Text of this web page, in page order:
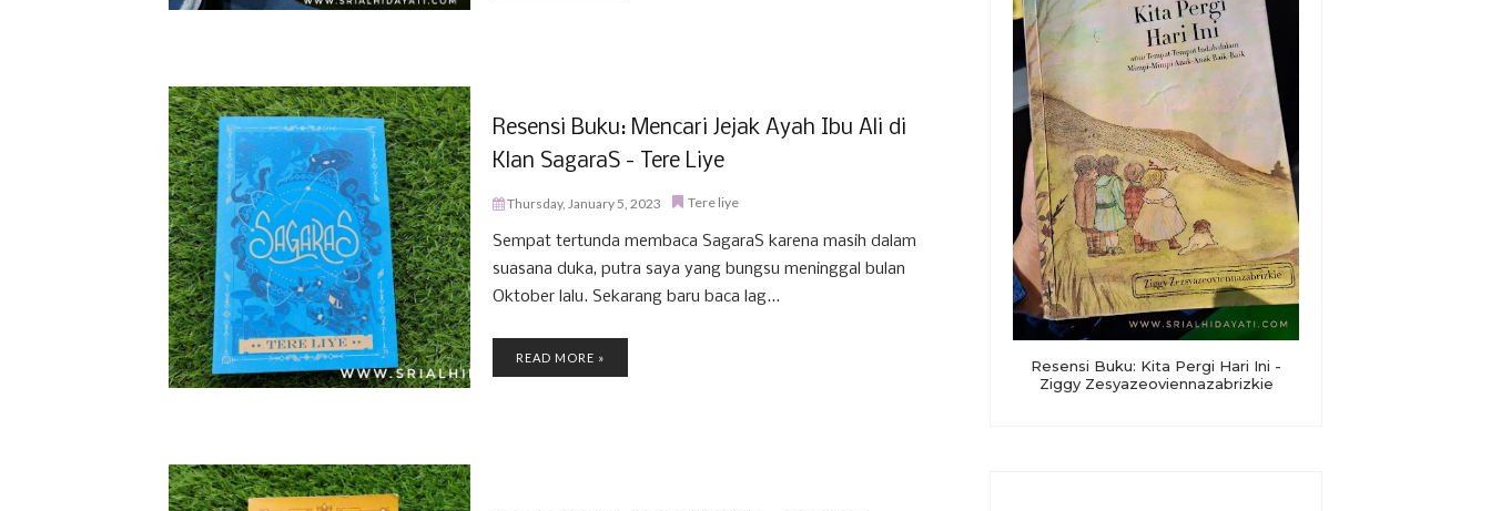
Resensi Buku: Mencari Jejak Ayah Ibu Ali di
Klan SagaraS - Tere Liye
Thursday, January 5, 2023 Tere liye
Sempat tertunda membaca SagaraS karena masih dalam
suasana duka, putra saya yang bungsu meninggal bulan
Oktober lalu. Sekarang baru baca lag...
READ MORE »
Resensi Buku: Kita Pergi Hari Ini -
Ziggy Zesyazeoviennazabrizkie